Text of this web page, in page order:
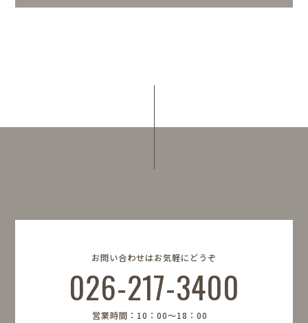
お問い合わせはお気軽にどうぞ
026-217-3400
営業時間：10：00〜18：00